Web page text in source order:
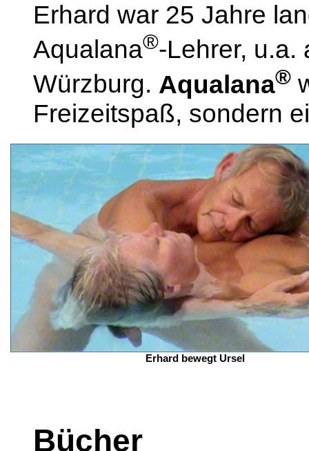
Erhard war 25 Jahre
Aqualana®-Lehrer, u.a.
Würzburg. Aqualana®
Freizeitspaß, sondern
Erhard bewegt Ursel
Bücher